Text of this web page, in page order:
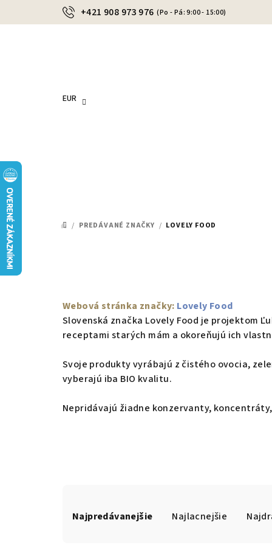
na
EUR
+421 908 973 976 (Po - Pá: 9:00 - 15:00)
DOMOV
/ PREDÁVANÉ ZNAČKY / LOVELY FOOD
Webová stránka značky: Lovely Food
Slovenská značka Lovely Food je projektom
receptami starých mám a okoreňujú ich
Svoje produkty vyrábajú z čistého ovocia,
vyberajú iba BIO kvalitu.
Nepridávajú žiadne konzervanty,
aNajpredávanejšie Najlacnejšie